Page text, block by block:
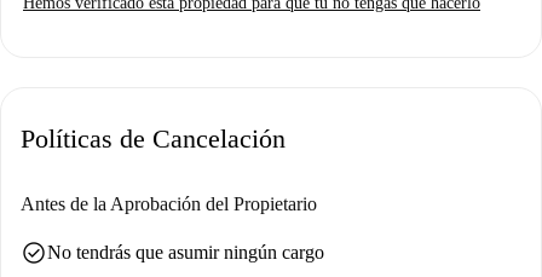
Políticas de Cancelación
Antes de la Aprobación del Propietario
check_circleNo tendrás que asumir ningún cargo